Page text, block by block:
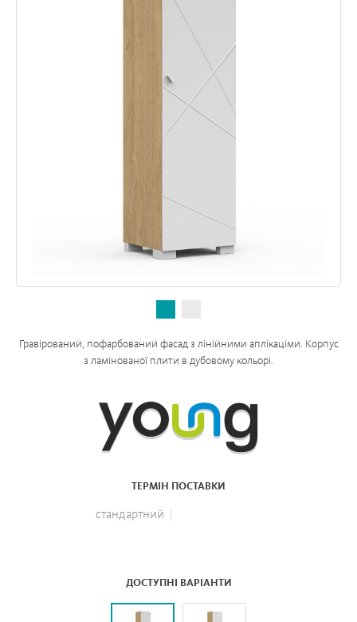
Гравірований, пофарбований фасад з лінійними аплікаціми. Корпус
з ламінованої плити в дубовому кольорі.
ТЕРМІН ПОСТАВКИ
стандартний
ДОСТУПНІ ВАРІАНТИ